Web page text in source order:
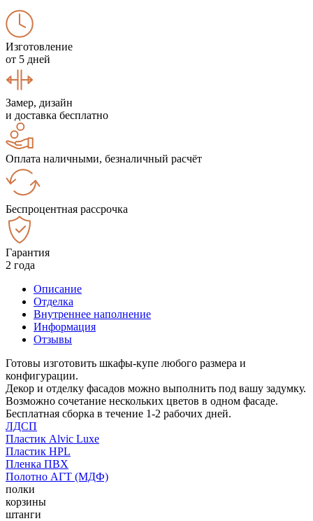
Изготовление
от 5 дней
Замер, дизайн
и доставка бесплатно
Оплата наличными, безналичный расчёт
Беспроцентная рассрочка
Гарантия
2 года
Описание
Отделка
Внутреннее наполнение
Информация
Отзывы
Готовы изготовить шкафы-купе любого размера и
конфигурации.
Декор и отделку фасадов можно выполнить под вашу задумку.
Возможно сочетание нескольких цветов в одном фасаде.
Бесплатная сборка в течение 1-2 рабочих дней.
ЛДСП
Пластик Alvic Luxe
Пластик HPL
Пленка ПВХ
Полотно АГТ (МДФ)
полки
корзины
штанги